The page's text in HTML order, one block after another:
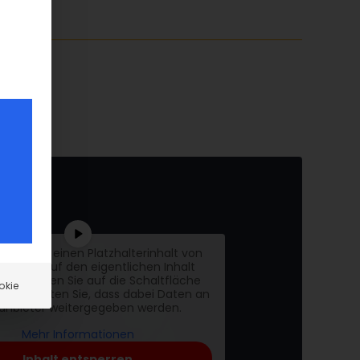
gerade einen Platzhalterinhalt von
. Um auf den eigentlichen Inhalt
klicken Sie auf die Schaltfläche
beachten Sie, dass dabei Daten an
weitergegeben werden.
Mehr Informationen